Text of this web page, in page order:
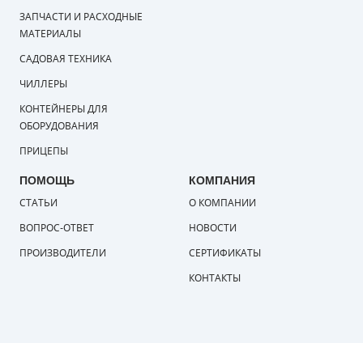
ЗАПЧАСТИ И РАСХОДНЫЕ
МАТЕРИАЛЫ
САДОВАЯ ТЕХНИКА
ЧИЛЛЕРЫ
КОНТЕЙНЕРЫ ДЛЯ
ОБОРУДОВАНИЯ
ПРИЦЕПЫ
ПОМОЩЬ
СТАТЬИ
ВОПРОС-ОТВЕТ
ПРОИЗВОДИТЕЛИ
КОМПАНИЯ
О КОМПАНИИ
НОВОСТИ
СЕРТИФИКАТЫ
КОНТАКТЫ